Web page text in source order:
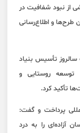
از نبود شفافیت در
و اطلاع‌رسانی
تأسیس بنیاد
توسعه روستایی و
تأکید کرد.
پرداخت و گفت:
آزاده‌ای را به درد